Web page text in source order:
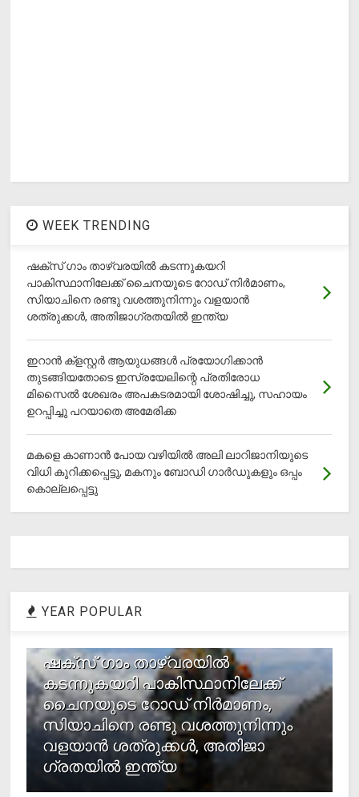
WEEK TRENDING
ഷക്സ് ​ഗാം താഴ്‌വരയിൽ കടന്നുകയറി
പാകിസ്ഥാനിലേക്ക് ചൈനയുടെ റോഡ് നിർമാണം,
സിയാചിനെ രണ്ടു വശത്തുനിന്നും വളയാൻ
ശത്രുക്കൾ, അതിജാ​ഗ്രതയിൽ ഇന്ത്യ
ഇറാന്‍ ക്‌ളസ്റ്റര്‍ ആയുധങ്ങള്‍ പ്രയോഗിക്കാന്‍
തുടങ്ങിയതോടെ ഇസ്രയേലിന്റെ പ്രതിരോധ
മിസൈല്‍ ശേഖരം അപകടരമായി ശോഷിച്ചു, സഹായം
ഉറപ്പിച്ചു പറയാതെ അമേരിക്ക
മകളെ കാണാന്‍ പോയ വഴിയില്‍ അലി ലാറിജാനിയുടെ
വിധി കുറിക്കപ്പെട്ടു, മകനും ബോഡി ഗാര്‍ഡുകളും ഒപ്പം
കൊല്ലപ്പെട്ടു
YEAR POPULAR
ഷക്സ് ​ഗാം താഴ്‌വരയിൽ
കടന്നുകയറി പാകിസ്ഥാനിലേക്ക്
ചൈനയുടെ റോഡ് നിർമാണം,
സിയാചിനെ രണ്ടു വശത്തുനിന്നും
വളയാൻ ശത്രുക്കൾ, അതിജാ​
ഗ്രതയിൽ ഇന്ത്യ